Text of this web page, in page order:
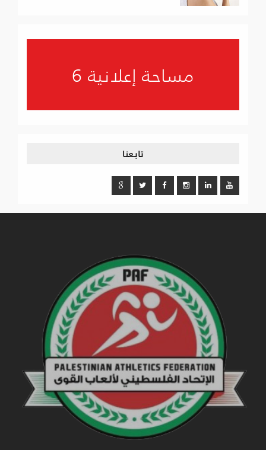
مساحة إعلانية 6
تابعنا